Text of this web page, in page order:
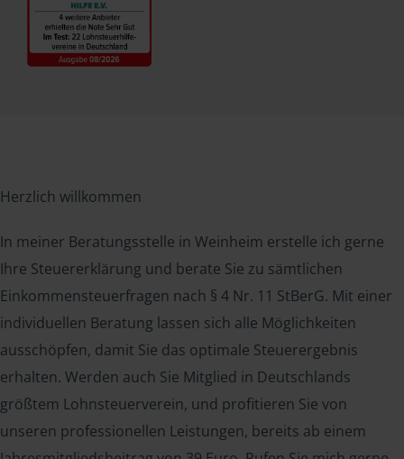
Herzlich willkommen
In meiner Beratungsstelle in Weinheim erstelle ich gerne
Ihre Steuererklärung und berate Sie zu sämtlichen
Einkommensteuerfragen nach § 4 Nr. 11 StBerG. Mit einer
individuellen Beratung lassen sich alle Möglichkeiten
ausschöpfen, damit Sie das optimale Steuerergebnis
erhalten. Werden auch Sie Mitglied in Deutschlands
größtem Lohnsteuerverein, und profitieren Sie von
unseren professionellen Leistungen, bereits ab einem